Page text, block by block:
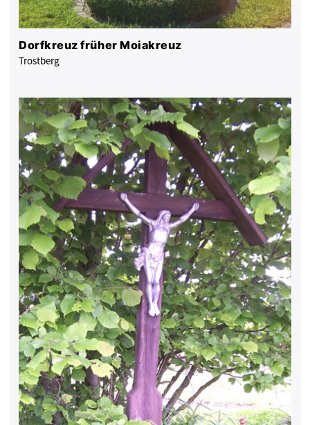
Dorfkreuz früher Moiakreuz
Trostberg